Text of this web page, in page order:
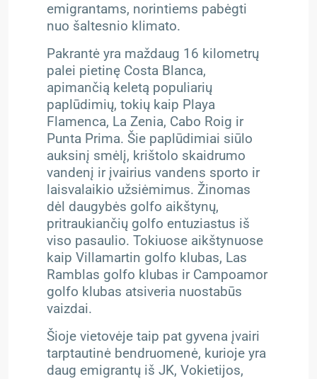
emigrantams, norintiems pabėgti
nuo šaltesnio klimato.
Pakrantė yra maždaug 16 kilometrų
palei pietinę Costa Blanca,
apimančią keletą populiarių
paplūdimių, tokių kaip Playa
Flamenca, La Zenia, Cabo Roig ir
Punta Prima. Šie paplūdimiai siūlo
auksinį smėlį, krištolo skaidrumo
vandenį ir įvairius vandens sporto ir
laisvalaikio užsiėmimus. Žinomas
dėl daugybės golfo aikštynų,
pritraukiančių golfo entuziastus iš
viso pasaulio. Tokiuose aikštynuose
kaip Villamartin golfo klubas, Las
Ramblas golfo klubas ir Campoamor
golfo klubas atsiveria nuostabūs
vaizdai.
Šioje vietovėje taip pat gyvena įvairi
tarptautinė bendruomenė, kurioje yra
daug emigrantų iš JK, Vokietijos,